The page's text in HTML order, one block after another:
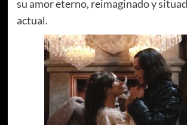
su amor eterno, reimaginado y
actual.